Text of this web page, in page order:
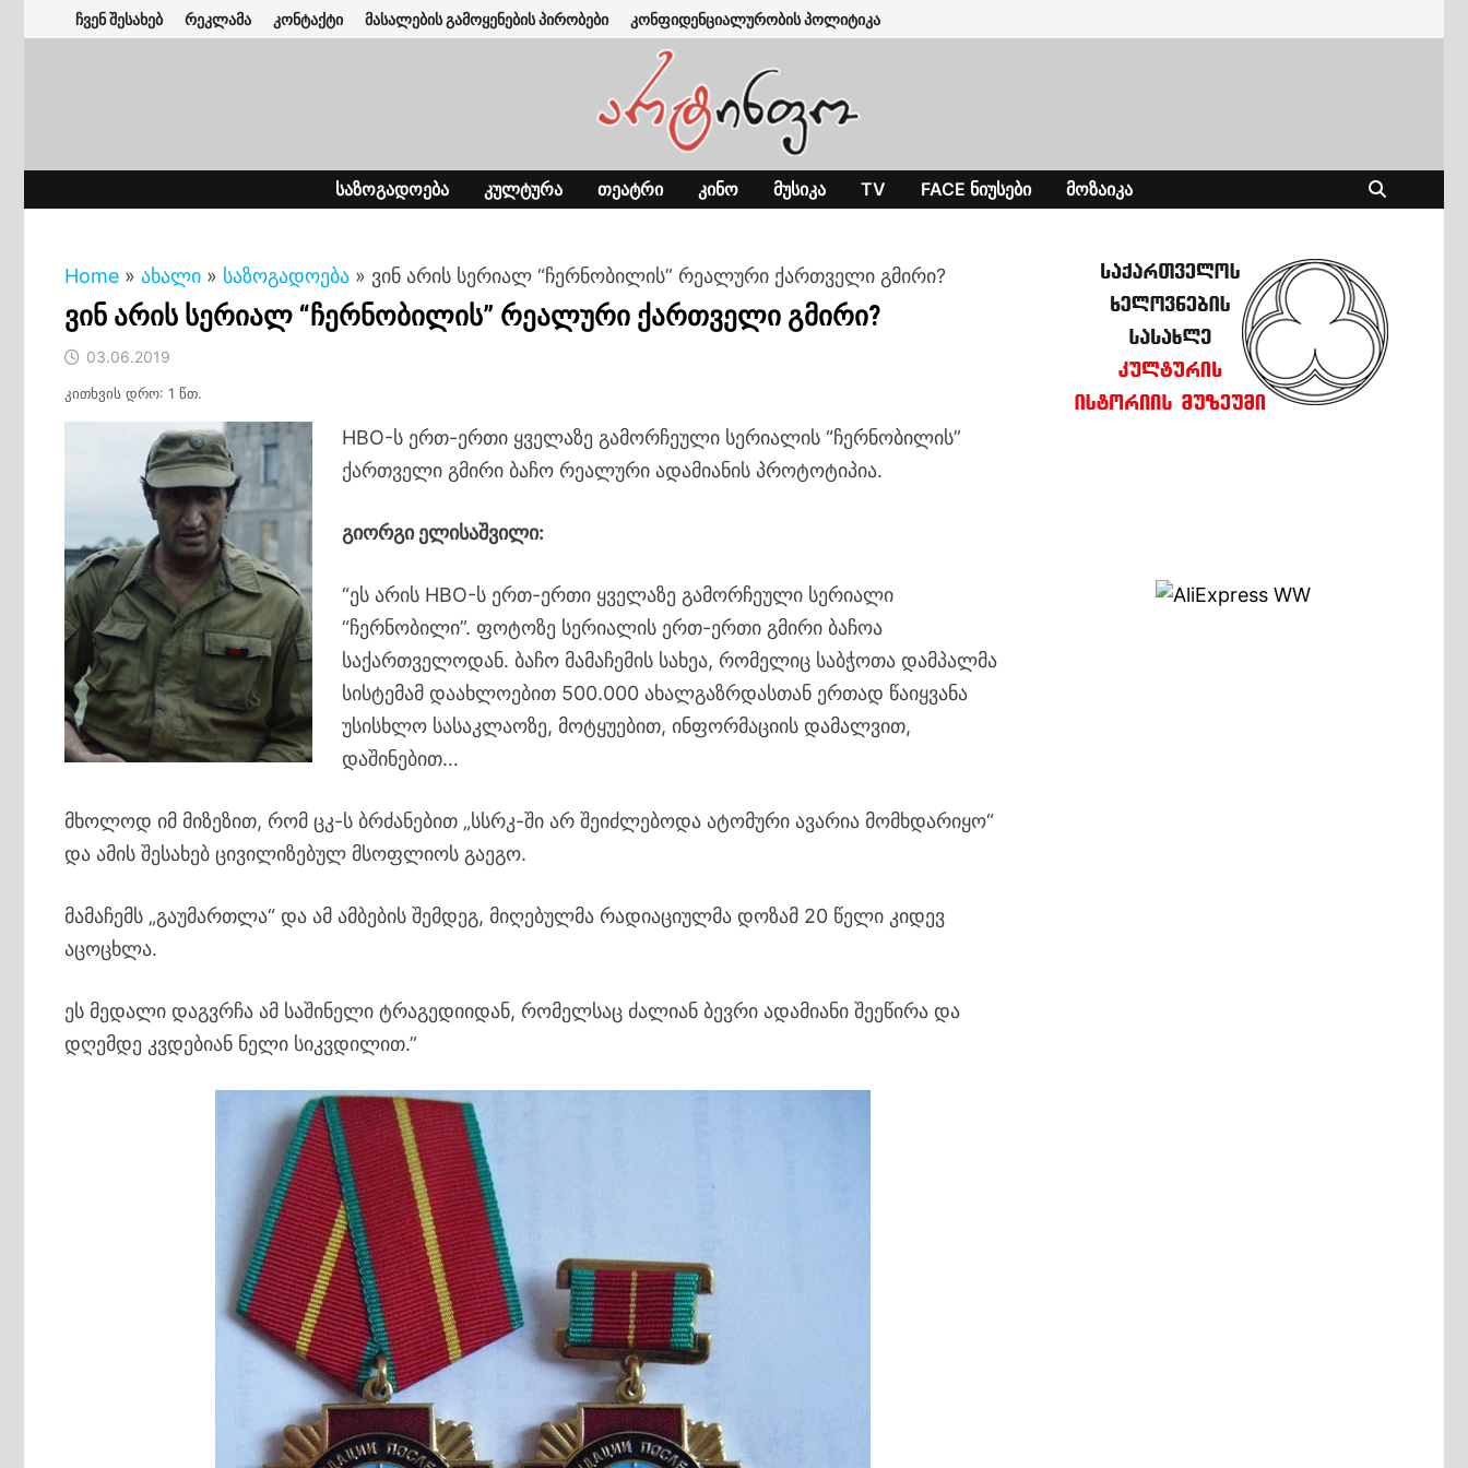
to
ჩვენ შესახებ რეკლამა კონტაქტი მასალების გამოყენების პირობები კონფიდენციალურობის პოლიტიკა
ᲡᲐᲖᲝᲒᲐᲓᲝᲔᲑᲐ ᲙᲣᲚᲢᲣᲠᲐ ᲗᲔᲐᲢᲠᲘ ᲙᲘᲜᲝ ᲛᲣᲡᲘᲙᲐ TV FACE ᲜᲘᲣᲡᲔᲑᲘ ᲛᲝᲖᲐᲘᲙᲐ
Home » ახალი » საზოგადოება » ვინ არის სერიალ “ჩერნობილის” რეალური ქართველი გმირი?
ვინ არის სერიალ “ჩერნობილის” რეალური ქართველი გმირი?
03.06.2019
კითხვის დრო: 1 წთ.
HBO-ს ერთ-ერთი ყველაზე გამორჩეული სერიალის “ჩერნობილის”
ქართველი გმირი ბაჩო რეალური ადამიანის პროტოტიპია.
გიორგი ელისაშვილი:
“ეს არის HBO-ს ერთ-ერთი ყველაზე გამორჩეული სერიალი
“ჩერნობილი”. ფოტოზე სერიალის ერთ-ერთი გმირი ბაჩოა
საქართველოდან. ბაჩო მამაჩემის სახეა, რომელიც საბჭოთა დამპალმა
სისტემამ დაახლოებით 500.000 ახალგაზრდასთან ერთად წაიყვანა
უსისხლო სასაკლაოზე, მოტყუებით, ინფორმაციის დამალვით,
დაშინებით…
მხოლოდ იმ მიზეზით, რომ ცკ-ს ბრძანებით „სსრკ-ში არ შეიძლებოდა ატომური ავარია მომხდარიყო“
და ამის შესახებ ცივილიზებულ მსოფლიოს გაეგო.
მამაჩემს „გაუმართლა“ და ამ ამბების შემდეგ, მიღებულმა რადიაციულმა დოზამ 20 წელი კიდევ
აცოცხლა.
ეს მედალი დაგვრჩა ამ საშინელი ტრაგედიიდან, რომელსაც ძალიან ბევრი ადამიანი შეეწირა და
დღემდე კვდებიან ნელი სიკვდილით.”